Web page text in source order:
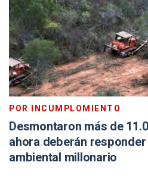
POR INCUMPLOMIENTO
Desmontaron más de
ahora deberán
ambiental millonario